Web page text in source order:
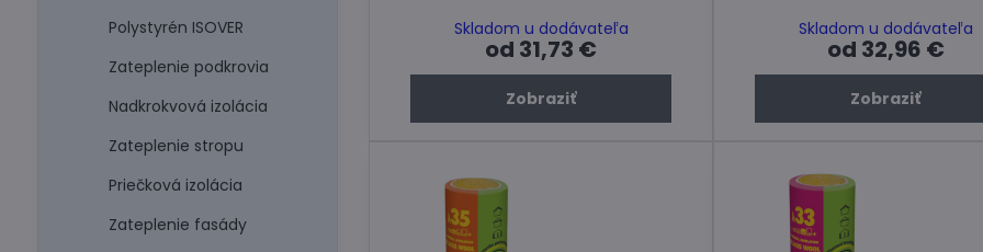
Skladom u dodávateľa
od 31,73 €
Zobraziť
Skladom u dodávateľa
od 32,96 €
Zobraziť
Polystyrén ISOVER
Zateplenie podkrovia
Nadkrokvová izolácia
Zateplenie stropu
Priečková izolácia
Zateplenie fasády